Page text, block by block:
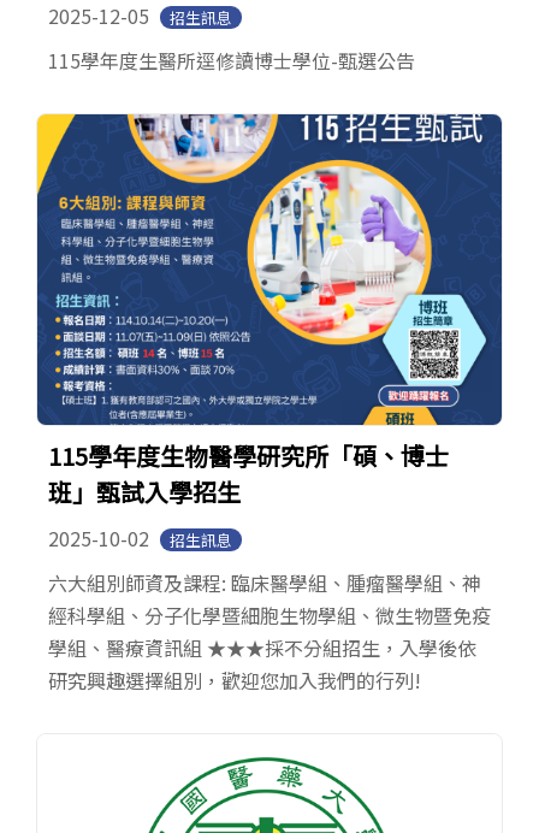
2025-12-05 招生訊息
115學年度生醫所逕修讀博士學位-甄選公告
115學年度生物醫學研究所「碩、博士
班」甄試入學招生
2025-10-02 招生訊息
六大組別師資及課程: 臨床醫學組、腫瘤醫學組、神
經科學組、分子化學暨細胞生物學組、微生物暨免疫
學組、醫療資訊組 ★★★採不分組招生，入學後依
研究興趣選擇組別，歡迎您加入我們的行列!